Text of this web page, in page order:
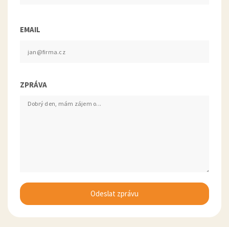
EMAIL
ZPRÁVA